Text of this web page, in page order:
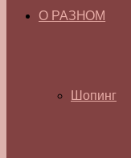
О РАЗНОМ
Шопинг